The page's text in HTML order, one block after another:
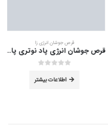
قرص جوشان انرژی زا
قرص جوشان انرژی پاد نوتری پاد 20 عدد
اطلاعات بیشتر